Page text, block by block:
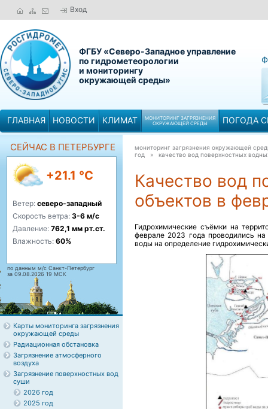
Вход
ФГБУ «Северо-Западное управление
по гидрометеорологии
и мониторингу
окружающей среды»
ГЛАВНАЯ НОВОСТИ КЛИМАТ
МОНИТОРИНГ ЗАГРЯЗНЕНИЯ
ОКРУЖАЮЩЕЙ СРЕДЫ
ПОГОДА
СЕЙЧАС В ПЕТЕРБУРГЕ
+21.1 °C
Ветер: северо-западный
Скорость ветра: 3-6 м/с
Давление: 762,1 мм рт.ст.
Влажность: 60%
по данным м/с Санкт-Петербург
за 09.08.2026 19 МСК
Карты мониторинга загрязнения
окружающей среды
Радиационная обстановка
Загрязнение атмосферного
воздуха
Загрязнение поверхностных вод
суши
2026 год
2025 год
мониторинг загрязнения окружающей
год » качество вод поверхностных
Качество вод
объектов в
Гидрохимические съёмки на
феврале 2023 года проводились
воды на определение